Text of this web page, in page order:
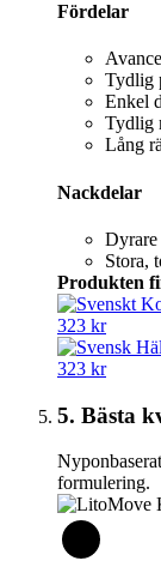
Fördelar
Tydlig
Enkel
Tydlig
Lång
Nackdelar
Dyrare
Stora,
Produkten
323 kr
323 kr
5. Bästa
formulering.